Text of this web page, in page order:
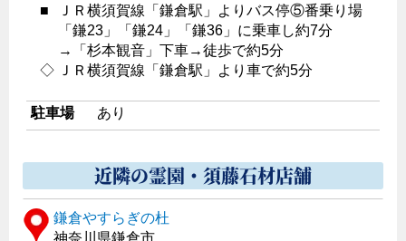
■
ＪＲ横須賀線「鎌倉駅」よりバス停⑤番乗り場
「鎌23」「鎌24」「鎌36」に乗車し約7分
→「杉本観音」下車→徒歩で約5分
◇
ＪＲ横須賀線「鎌倉駅」より車で約5分
駐車場 あり
近隣の霊園・須藤石材店舗
鎌倉やすらぎの杜
神奈川県鎌倉市